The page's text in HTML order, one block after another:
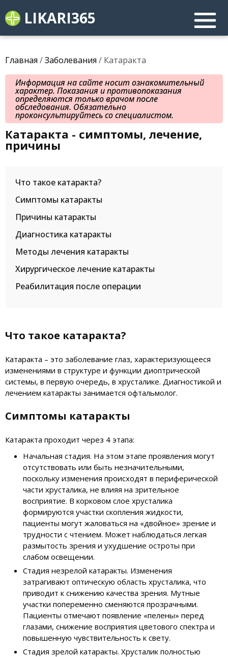
LIKARI365
Главная /Заболевания / Катаракта
Информация на сайте носит ознакомительный
характер. Показания и противопоказания
определяются только врачом после
обследования. Обязательно
проконсультируйтесь со специалистом.
Катаракта - симптомы, лечение,
причины
Что такое катаракта?
Симптомы катаракты
Причины катаракты
Диагностика катаракты
Методы лечения катаракты
Хирургическое лечение катаракты
Реабилитация после операции
Что такое катаракта?
Катаракта – это заболевание глаз, характеризующееся
изменениями в структуре и функции диоптрической
системы, в первую очередь, в хрусталике. Диагностикой и
лечением катаракты занимается офтальмолог.
Симптомы катаракты
Катаракта проходит через 4 этапа:
Начальная стадия. На этом этапе проявления могут
отсутствовать или быть незначительными,
поскольку изменения происходят в периферической
части хрусталика, не влияя на зрительное
восприятие. В корковом слое хрусталика
формируются участки скопления жидкости,
пациенты могут жаловаться на «двойное» зрение и
трудности с чтением. Может наблюдаться легкая
размытость зрения и ухудшение остроты при
слабом освещении.
Стадия незрелой катаракты. Изменения
затрагивают оптическую область хрусталика, что
приводит к снижению качества зрения. Мутные
участки попеременно сменяются прозрачными.
Пациенты отмечают появление «пелены» перед
глазами, снижение восприятия цветового спектра и
повышенную чувствительность к свету.
Стадия зрелой катаракты. Хрусталик полностью